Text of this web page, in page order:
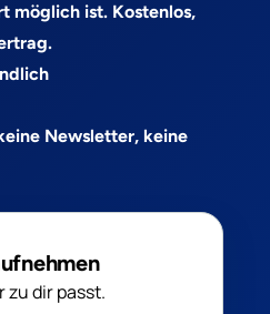
möglich ist. Kostenlos,
Newsletter, keine
zu dir passt.